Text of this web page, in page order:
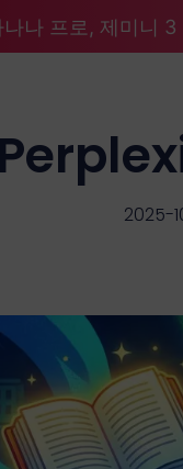
나 프로, 제미니
2025-